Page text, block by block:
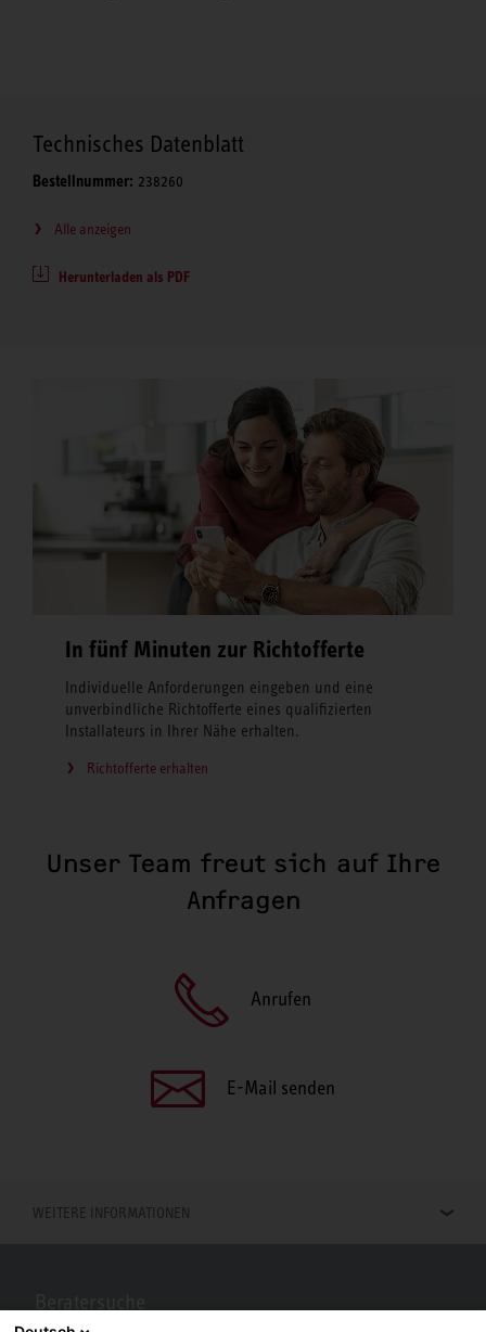
Technisches Datenblatt
Bestellnummer: 238260
Alle anzeigen
Herunterladen als PDF
In fünf Minuten zur Richtofferte
Individuelle Anforderungen eingeben und eine
unverbindliche Richtofferte eines qualifizierten
Installateurs in Ihrer Nähe erhalten.
Richtofferte erhalten
Unser Team freut sich auf Ihre
Anfragen
Anrufen
E-Mail senden
WEITERE INFORMATIONEN